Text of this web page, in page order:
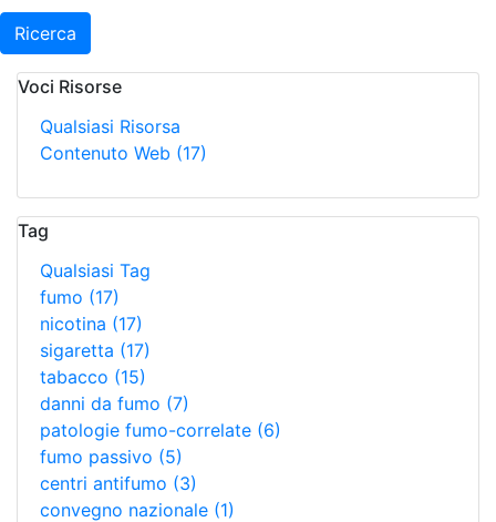
Ricerca
Voci Risorse
Qualsiasi Risorsa
Contenuto Web (17)
Tag
Qualsiasi Tag
fumo (17)
nicotina (17)
sigaretta (17)
tabacco (15)
danni da fumo (7)
patologie fumo-correlate (6)
fumo passivo (5)
centri antifumo (3)
convegno nazionale (1)